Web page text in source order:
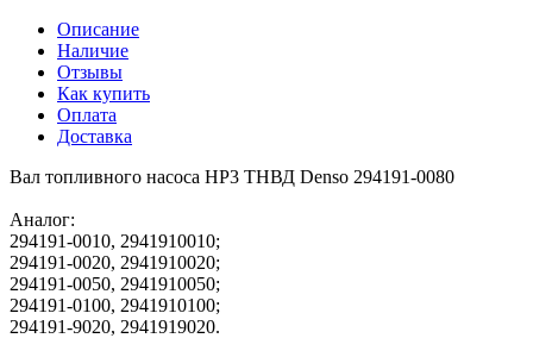
Описание
Наличие
Отзывы
Как купить
Оплата
Доставка
Вал топливного насоса HP3 ТНВД Denso 294191-0080
Аналог:
294191-0010, 2941910010;
294191-0020, 2941910020;
294191-0050, 2941910050;
294191-0100, 2941910100;
294191-9020, 2941919020.